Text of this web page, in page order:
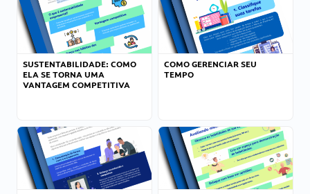
SUSTENTABILIDADE: COMO
ELA SE TORNA UMA
VANTAGEM COMPETITIVA
COMO GERENCIAR SEU
TEMPO